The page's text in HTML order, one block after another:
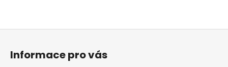
Z
Informace pro vás